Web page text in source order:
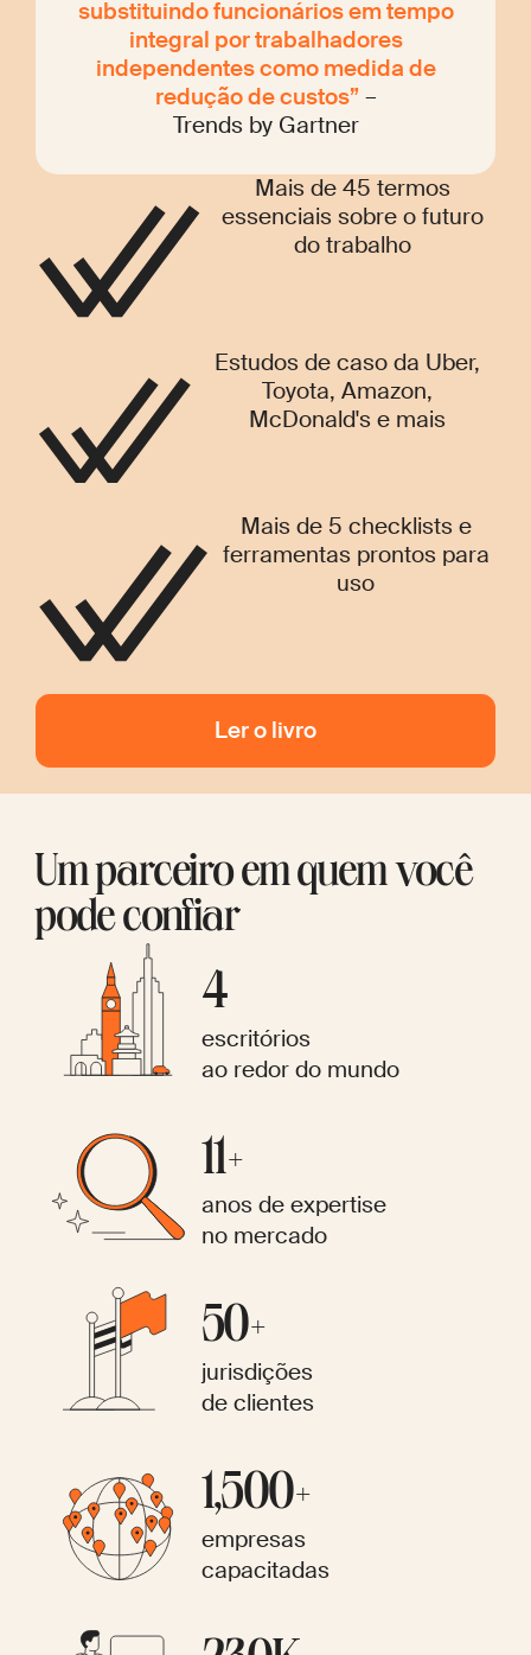
substituindo funcionários em tempo
integral por trabalhadores
independentes como medida de
redução de custos” –
Trends by Gartner
Mais de 45 termos
essenciais sobre o futuro
do trabalho
Estudos de caso da Uber,
Toyota, Amazon,
McDonald's e mais
Mais de 5 checklists e
ferramentas prontos para
uso
Ler o livro
Um parceiro em quem você
pode confiar
4
escritórios
ao redor do mundo
11+
anos de expertise
no mercado
50+
jurisdições
de clientes
1,500+
empresas
capacitadas